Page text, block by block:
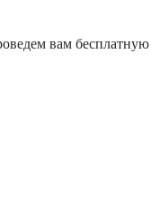
вам бесплатную